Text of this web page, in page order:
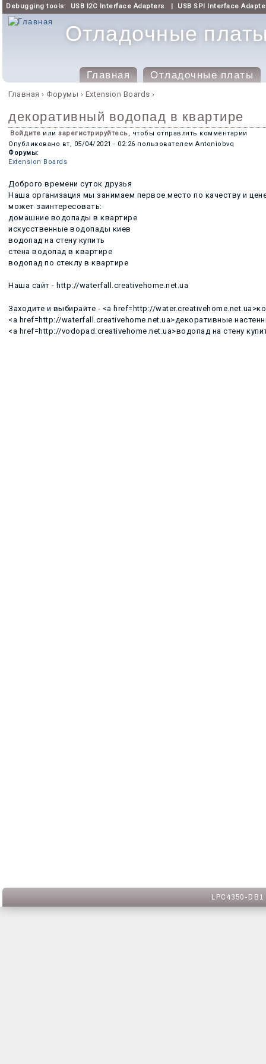
Debugging tools: USB I2C Interface Adapters | USB SPI Interface
Отладочные платы
Главное менюГлавная Отладочные платы
Вы здесь
Главная › Форумы › Extension Boards ›
декоративный водопад в квартире
Войдите или зарегистрируйтесь, чтобы отправлять комментарии
Опубликовано вт, 05/04/2021 - 02:26 пользователем Antoniobvq
Форумы:
Extension Boards
Доброго времени суток друзья
Наша организация мы занимаем первое место по качеству и
может заинтересовать:
домашние водопады в квартире
искусственные водопады киев
водопад на стену купить
стена водопад в квартире
водопад по стеклу в квартире
Наша сайт - http://waterfall.creativehome.net.ua
Заходите и выбирайте - <a href=http://
<a href=http://waterfall.creativehome.net.ua>декоративные
<a href=http://vodopad.creativehome.net.ua>водопад на стену
LPC4350-